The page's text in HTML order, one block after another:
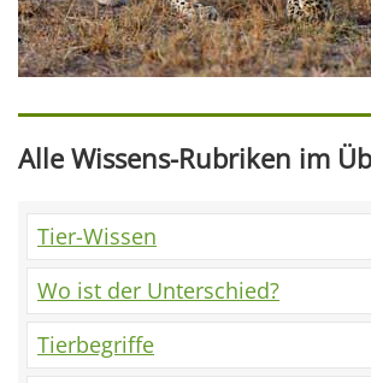
Alle Wissens-Rubriken im
Tier-Wissen
Wo ist der Unterschied?
Tierbegriffe